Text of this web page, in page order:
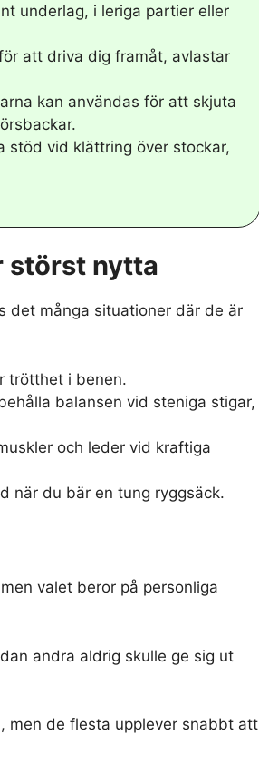
underlag, i leriga partier eller
att driva dig framåt, avlastar
kan användas för att skjuta
stöd vid klättring över stockar,
störst nytta
det många situationer där de är
trötthet i benen.
balansen vid steniga stigar,
och leder vid kraftiga
när du bär en tung ryggsäck.
valet beror på personliga
andra aldrig skulle ge sig ut
men de flesta upplever snabbt att